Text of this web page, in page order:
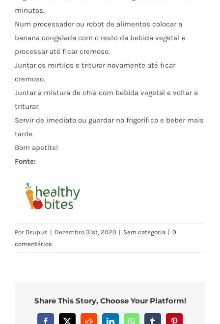
minutos.
Num processador ou robot de alimentos colocar a
banana congelada com o resto da bebida vegetal e
processar até ficar cremoso.
Juntar os mirtilos e triturar novamente até ficar
cremoso.
Juntar a mistura de chia com bebida vegetal e voltar a
triturar.
Servir de imediato ou guardar no frigorífico e beber mais
tarde.
Bom apetite!
Fonte:
Por Drupus | Dezembro 31st, 2020 | Sem categoria | 0
comentários
Share This Story, Choose Your Platform!